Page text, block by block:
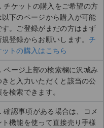
チケットの購入をご希望の方
以下のページから購入が可能
す。ご登録がまだの方はまず
規登録からお願いします。 チ
ットの購入はこちら
ページ上部の検索欄に沢城み
きと入力いただくと該当の公
を検索できます。
確認事項がある場合は、コメ
ト機能を使って直接売り手様